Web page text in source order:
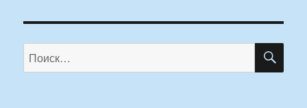
Искать: